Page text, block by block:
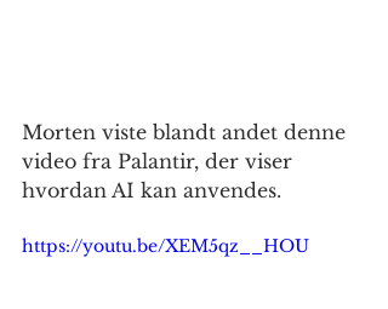
Morten viste blandt andet denne
video fra Palantir, der viser
hvordan AI kan anvendes.
https://youtu.be/XEM5qz__HOU